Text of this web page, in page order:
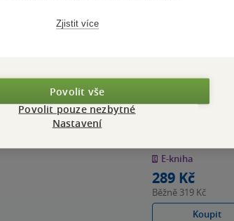
z
5
hvězdiček
E-kniha
289 Kč
Běžně 319 Kč
Koupit
Zjistit více
Povolit vše
Povolit pouze nezbytné
Nastavení